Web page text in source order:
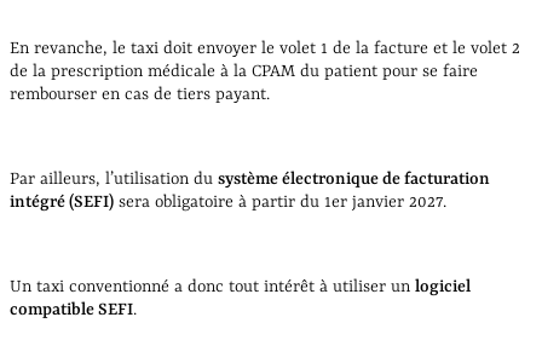
En revanche, le taxi doit envoyer le volet 1 de la facture et le volet 2
de la prescription médicale à la CPAM du patient pour se faire
rembourser en cas de tiers payant.
Par ailleurs, l’utilisation du système électronique de facturation
intégré (SEFI) sera obligatoire à partir du 1er janvier 2027.
Un taxi conventionné a donc tout intérêt à utiliser un logiciel
compatible SEFI.